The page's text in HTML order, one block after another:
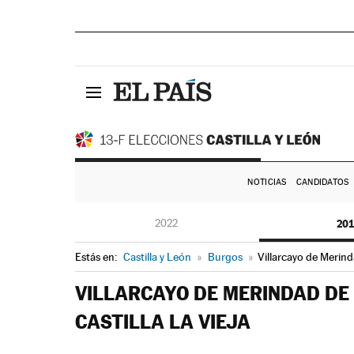
NOTICIAS CANDIDATOS
2022
Estás en: Castilla y León » Burgos » Villarcayo de
VILLARCAYO DE MERINDAD DE
CASTILLA LA VIEJA